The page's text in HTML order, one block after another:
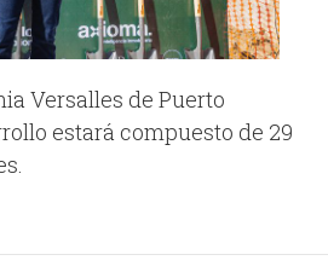
Versalles de Puerto
estará compuesto de 29